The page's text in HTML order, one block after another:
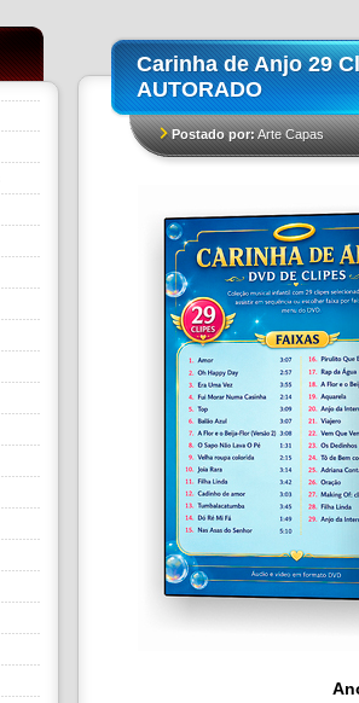
Carinha de Anjo 29
AUTORADO
Postado por:Arte Capas